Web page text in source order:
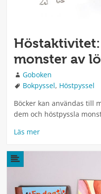
monster av
Författare
Goboken
Taggar
Bokpyssel, Höstpyssel
Böcker kan användas till
dem och höstpyssla
Läs mer